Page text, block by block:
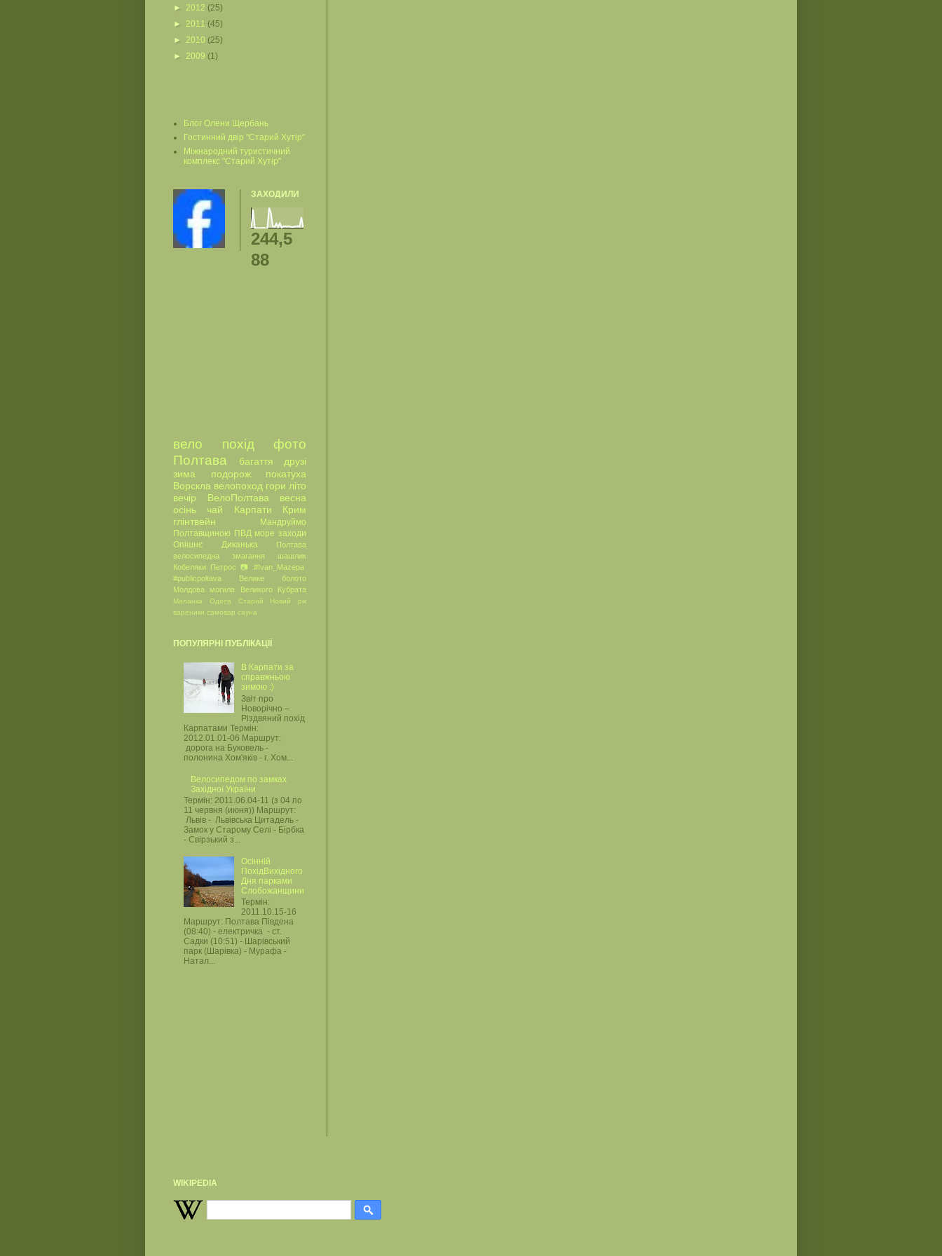
► 2012 (25)
► 2011 (45)
► 2010 (25)
► 2009 (1)
Блог Олени Щербань
Гостинний двір "Старий Хутір"
Міжнародний туристичний
комплекс "Старий Хутір"
ЗАХОДИЛИ
244,5
88
вело похід
фото
Полтава
багаття
друзі
зима
подорож
покатуха
Ворскла велопоход гори літо
вечір
ВелоПолтава
весна
осінь
чай Карпати
Крим
глінтвейн
Мандруймо
Полтавщиною ПВД море заходи
Опішнє
Диканька
Полтава
велосипедна
змагання
шашлик
Кобеляки
Петрос 📷
#Ivan_Mazepa
#publicpoltava
Велике болото
Молдова
могила Великого Кубрата
Маланка Одеса
Старий Новий рік
вареники самовар сауна
ПОПУЛЯРНІ ПУБЛІКАЦІЇ
В Карпати за
справжньою
зимою :)
Звіт про
Новорічно –
Різдвяний похід
Карпатами Термін:
2012.01.01-06 Маршрут:
дорога на Буковель -
полонина Хом'яків - г. Хом...
Велосипедом по замках
Західної України
Термін: 2011.06.04-11 (з 04 по
11 червня (июня)) Маршрут:
Львів - Львівська Цитадель -
Замок у Старому Селі - Бірбка
- Свірзький з...
Осінній
ПохідВихідного
Дня парками
Слобожанщини
Термін:
2011.10.15-16
Маршрут: Полтава Південа
(08:40) - електричка - ст.
Садки (10:51) - Шарівський
парк (Шарівка) - Мурафа -
Натал...
WIKIPEDIA